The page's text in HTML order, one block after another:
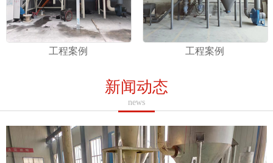
工程案例 工程案例
新闻动态
news